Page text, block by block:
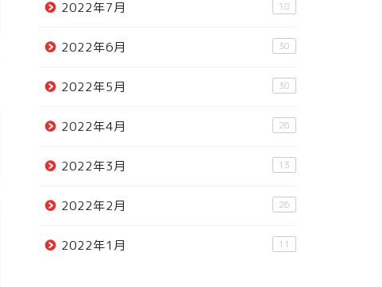
2022年7月 18
2022年6月 30
2022年5月 30
2022年4月 26
2022年3月 13
2022年2月 26
2022年1月 11